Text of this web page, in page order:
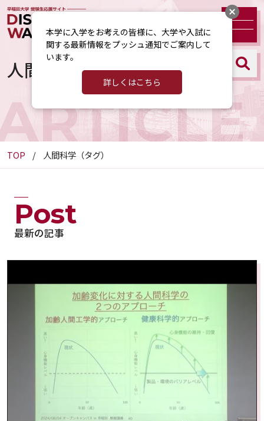
人間科学（タグ）
TOP 人間科学（タグ）
最新の記事
Post
本学に入学をお考えの皆様に、大学や入試に
関する最新情報をプッシュ通知でご案内して
います。
詳しくはこちら